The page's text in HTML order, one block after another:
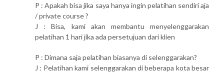
P : Apakah bisa jika saya hanya ingin pelatihan sendiri aja
/ private course ?
J : Bisa, kami akan membantu menyelenggarakan
pelatihan 1 hari jika ada persetujuan dari klien
P : Dimana saja pelatihan biasanya di selenggarakan?
J : Pelatihan kami selenggarakan di beberapa kota besar